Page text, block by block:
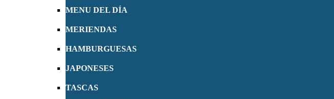
MENU DEL DÍA
MERIENDAS
HAMBURGUESAS
JAPONESES
TASCAS